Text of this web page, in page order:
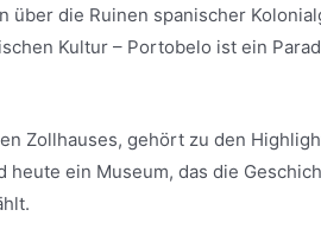
über die Ruinen spanischer
Kultur – Portobelo ist ein
Zollhauses, gehört zu den
heute ein Museum, das die